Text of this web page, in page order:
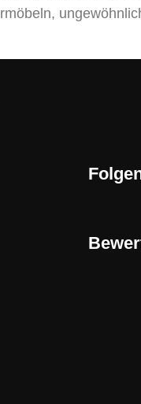
und stilvolle
zu entwickeln.
Shop